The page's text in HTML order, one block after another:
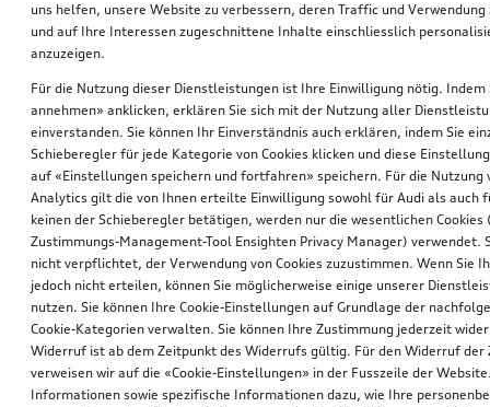
uns helfen, unsere Website zu verbessern, deren Traffic und Verwendung
und auf Ihre Interessen zugeschnittene Inhalte einschliesslich
anzuzeigen.
Für die Nutzung dieser Dienstleistungen ist Ihre Einwilligung nötig. Indem
annehmen» anklicken, erklären Sie sich mit der Nutzung aller
einverstanden. Sie können Ihr Einverständnis auch erklären, indem Sie
Schieberegler für jede Kategorie von Cookies klicken und diese
auf «Einstellungen speichern und fortfahren» speichern. Für die Nutzung
Analytics gilt die von Ihnen erteilte Einwilligung sowohl für Audi als auch
keinen der Schieberegler betätigen, werden nur die wesentlichen Cookies
Zustimmungs-Management-Tool Ensighten Privacy Manager) verwendet.
nicht verpflichtet, der Verwendung von Cookies zuzustimmen. Wenn Sie
jedoch nicht erteilen, können Sie möglicherweise einige unserer
nutzen. Sie können Ihre Cookie-Einstellungen auf Grundlage der
Cookie-Kategorien verwalten. Sie können Ihre Zustimmung jederzeit
Widerruf ist ab dem Zeitpunkt des Widerrufs gültig. Für den Widerruf der
verweisen wir auf die «Cookie-Einstellungen» in der Fusszeile der
Informationen sowie spezifische Informationen dazu, wie Ihre